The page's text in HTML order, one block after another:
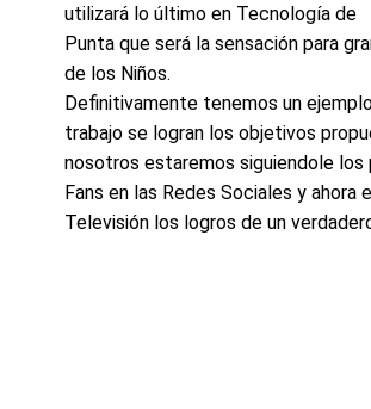
utilizará lo último en Tecnología de
Punta que será la sensación para
de los Niños.
Definitivamente tenemos un
trabajo se logran los objetivos
nosotros estaremos siguiendole
Fans en las Redes Sociales y ahora
Televisión los logros de un